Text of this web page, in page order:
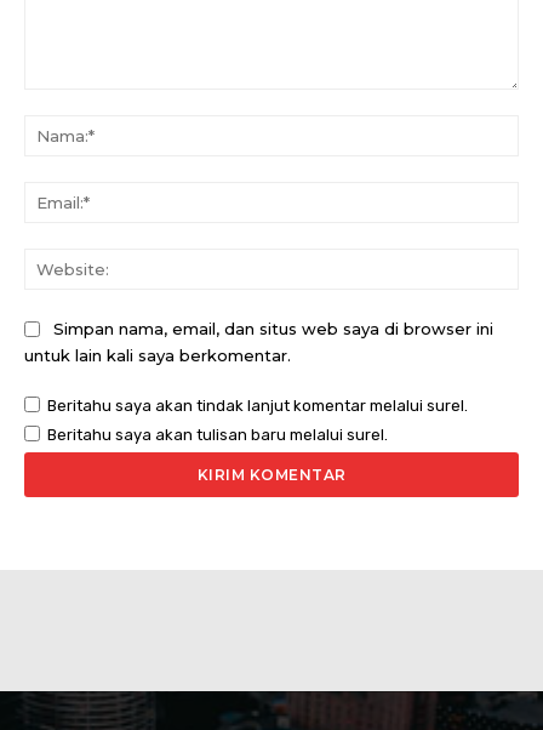
Simpan nama, email, dan situs web saya di browser ini
untuk lain kali saya berkomentar.
Beritahu saya akan tindak lanjut komentar melalui surel.
Beritahu saya akan tulisan baru melalui surel.